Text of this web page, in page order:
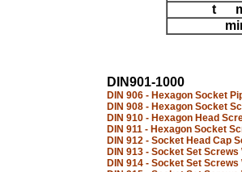
t
DIN901-1000
DIN 906 - Hexagon Socket
DIN 908 - Hexagon Socket
DIN 910 - Hexagon Head
DIN 911 - Hexagon Socket
DIN 912 - Socket Head Cap
DIN 913 - Socket Set Screws
DIN 914 - Socket Set Screws